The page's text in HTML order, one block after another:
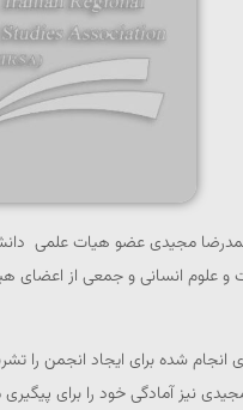
احمد لامعی رئیس دانشگاه بیرجند، دکتر محمدرضا
و علوم انسانی و جمعی از اعضای
شده برای ایجاد انجمن را
نیز آمادگی خود را برای